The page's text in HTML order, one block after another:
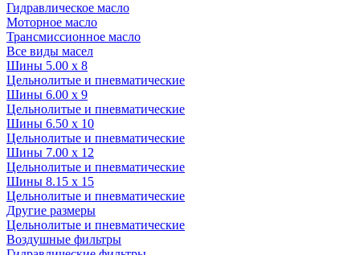
Гидравлическое масло
Моторное масло
Трансмиссионное масло
Все виды масел
Шины 5.00 x 8
Цельнолитые и пневматические
Шины 6.00 x 9
Цельнолитые и пневматические
Шины 6.50 x 10
Цельнолитые и пневматические
Шины 7.00 x 12
Цельнолитые и пневматические
Шины 8.15 x 15
Цельнолитые и пневматические
Другие размеры
Цельнолитые и пневматические
Воздушные фильтры